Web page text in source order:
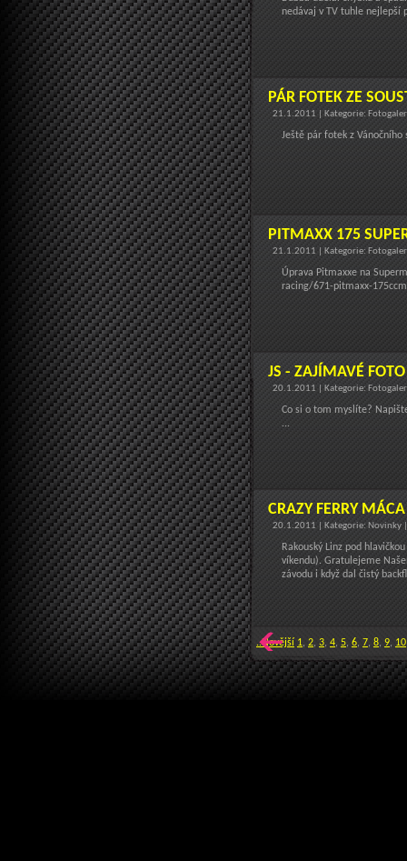
nedávaj v TV tuhle nejlepší
PÁR FOTEK ZE
21.1.2011 | Kategorie:
Ještě pár fotek z
PITMAXX 175
21.1.2011 | Kategorie:
Úprava Pitmaxxe na
racing/671-pitmaxx-
JS - ZAJÍMAVÉ
20.1.2011 | Kategorie:
Co si o tom myslíte?
...
CRAZY FERRY
20.1.2011 | Kategorie: Novinky
Rakouský Linz pod
víkendu). Gratulejeme
závodu i když dal čistý
..Novější 1, 2, 3, 4, 5, 6, 7, 8, 9, 10